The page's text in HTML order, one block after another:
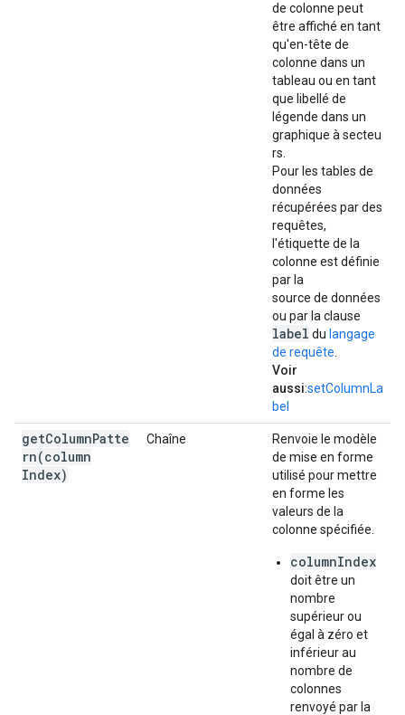
de colonne peut
être affiché en tant
qu'en-tête de
colonne dans un
tableau ou en tant
que libellé de
légende dans un
graphique à secteu
rs.
Pour les tables de
données
récupérées par des
requêtes,
l'étiquette de la
colonne est définie
par la
source de données
ou par la clause
label du langage
de requête
Voir
aussi:setColumnLa
bel
getColumnPatte
rn(column
Index)
Chaîne
Renvoie le modèle
de mise en forme
utilisé pour mettre
en forme les
valeurs de la
colonne spécifiée.
columnIndex
doit être un
nombre
supérieur ou
égal à zéro et
inférieur au
nombre de
colonnes
renvoyé par la